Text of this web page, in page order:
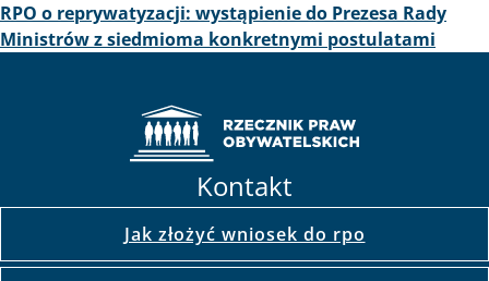
RPO o reprywatyzacji: wystąpienie do Prezesa Rady
Ministrów z siedmioma konkretnymi postulatami
Kontakt
Jak złożyć wniosek do rpo